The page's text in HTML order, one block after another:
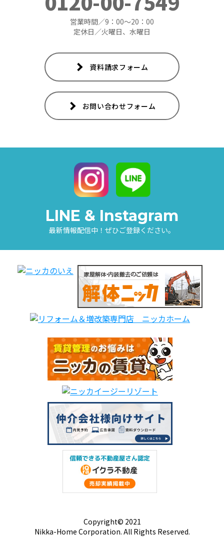
営業時間／9：00～20：00
定休日／火曜日、水曜日
資料請求フォーム
お問い合わせフォーム
LINE & Instagram
最新情報配信中！ぜひご登録ください。
Copyright© 2021
Nikka-Home Corporation. All Rights Reserved.